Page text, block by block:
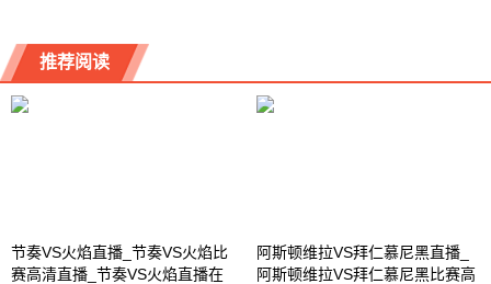
推荐阅读
节奏VS火焰直播_节奏VS火焰比
赛高清直播_节奏VS火焰直播在
阿斯顿维拉VS拜仁慕尼黑直播_
阿斯顿维拉VS拜仁慕尼黑比赛高